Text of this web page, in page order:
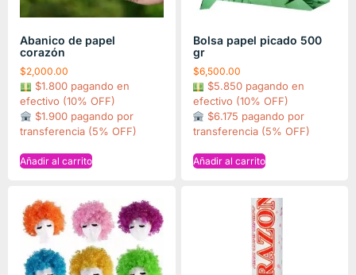
Abanico de papel
corazón
$2,000.00
$1.800 pagando en
efectivo (10% OFF)
$1.900 pagando por
transferencia (5% OFF)
Añadir al carrito
Bolsa papel picado 500
gr
$6,500.00
$5.850 pagando en
efectivo (10% OFF)
$6.175 pagando por
transferencia (5% OFF)
Añadir al carrito